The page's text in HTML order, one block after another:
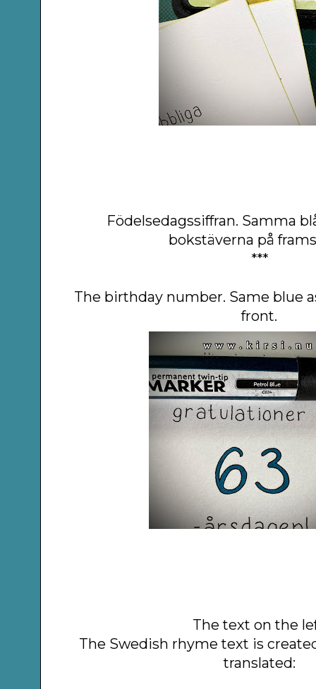
Födelsedagssiffran. Samma
bokstäverna på
***
The birthday number. Same blue
front.
The text on the
The Swedish rhyme text is
translated: